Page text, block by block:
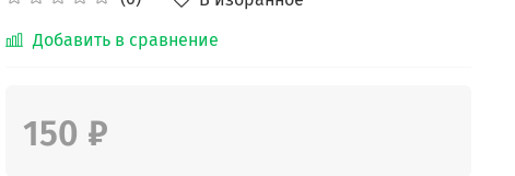
Добавить в сравнение
150 ₽